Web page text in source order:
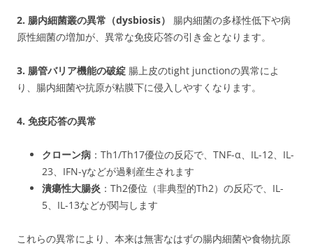
2. 腸内細菌叢の異常（dysbiosis）
腸内細菌の多様性低下や病
原性細菌の増加が、異常な免疫応答の引き金となります。
3. 腸管バリア機能の破綻 腸上皮のtight junctionの異常によ
り、腸内細菌や抗原が粘膜下に侵入しやすくなります。
4. 免疫応答の異常
クローン病 ：Th1/Th17優位の反応で、TNF-α、IL-12、IL-
23、IFN-γなどが過剰産生されます
潰瘍性大腸炎 ：Th2優位（非典型的Th2）の反応で、IL-
5、IL-13などが関与します
これらの異常により、本来は無害なはずの腸内細菌や食物抗原